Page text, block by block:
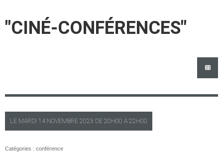
"CINÉ-CONFÉRENCES"
LE MARDI 14 NOVEMBRE 2023 DE20H00 À22H00
Catégories : conférence